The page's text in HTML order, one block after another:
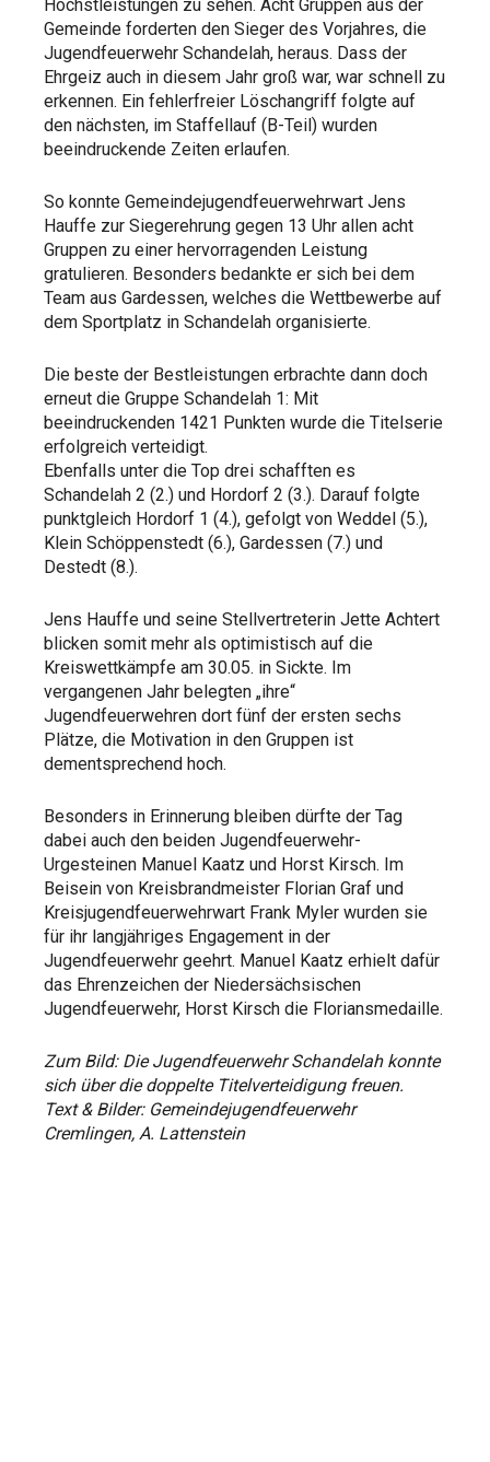
Höchstleistungen zu sehen. Acht Gruppen aus der
Gemeinde forderten den Sieger des Vorjahres, die
Jugendfeuerwehr Schandelah, heraus. Dass der
Ehrgeiz auch in diesem Jahr groß war, war schnell zu
erkennen. Ein fehlerfreier Löschangriff folgte auf
den nächsten, im Staffellauf (B-Teil) wurden
beeindruckende Zeiten erlaufen.
So konnte Gemeindejugendfeuerwehrwart Jens
Hauffe zur Siegerehrung gegen 13 Uhr allen acht
Gruppen zu einer hervorragenden Leistung
gratulieren. Besonders bedankte er sich bei dem
Team aus Gardessen, welches die Wettbewerbe auf
dem Sportplatz in Schandelah organisierte.
Die beste der Bestleistungen erbrachte dann doch
erneut die Gruppe Schandelah 1: Mit
beeindruckenden 1421 Punkten wurde die Titelserie
erfolgreich verteidigt.
Ebenfalls unter die Top drei schafften es
Schandelah 2 (2.) und Hordorf 2 (3.). Darauf folgte
punktgleich Hordorf 1 (4.), gefolgt von Weddel (5.),
Klein Schöppenstedt (6.), Gardessen (7.) und
Destedt (8.).
Jens Hauffe und seine Stellvertreterin Jette Achtert
blicken somit mehr als optimistisch auf die
Kreiswettkämpfe am 30.05. in Sickte. Im
vergangenen Jahr belegten „ihre“
Jugendfeuerwehren dort fünf der ersten sechs
Plätze, die Motivation in den Gruppen ist
dementsprechend hoch.
Besonders in Erinnerung bleiben dürfte der Tag
dabei auch den beiden Jugendfeuerwehr-
Urgesteinen Manuel Kaatz und Horst Kirsch. Im
Beisein von Kreisbrandmeister Florian Graf und
Kreisjugendfeuerwehrwart Frank Myler wurden sie
für ihr langjähriges Engagement in der
Jugendfeuerwehr geehrt. Manuel Kaatz erhielt dafür
das Ehrenzeichen der Niedersächsischen
Jugendfeuerwehr, Horst Kirsch die Floriansmedaille.
Zum Bild: Die Jugendfeuerwehr Schandelah konnte
sich über die doppelte Titelverteidigung freuen.
Text & Bilder: Gemeindejugendfeuerwehr
Cremlingen, A. Lattenstein